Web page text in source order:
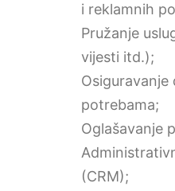
i reklamnih
Pružanje
vijesti itd.);
potrebama;
Oglašavanje
(CRM);